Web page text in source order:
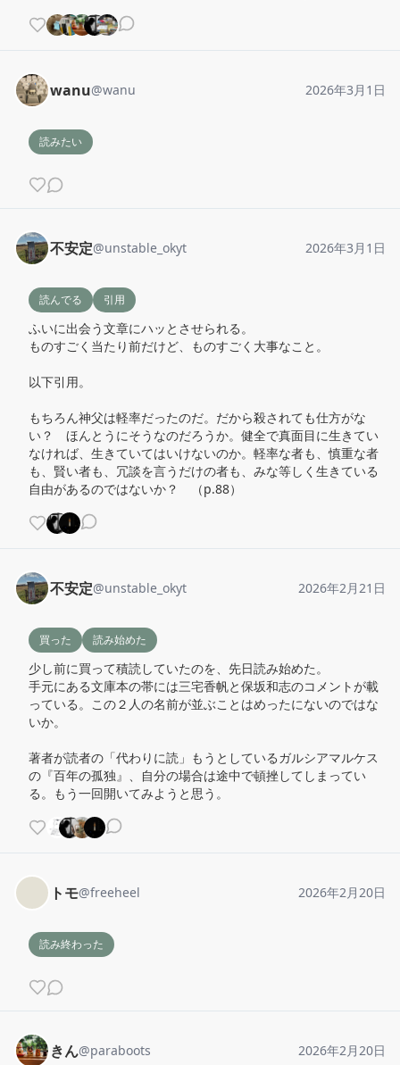
wanu@wanu 2026年3月1日
読みたい
不安定@unstable_okyt 2026年3月1日
読んでる 引用
ふいに出会う文章にハッとさせられる。
ものすごく当たり前だけど、ものすごく大事なこと。
以下引用。
もちろん神父は軽率だったのだ。だから殺されても仕方がな
い？　ほんとうにそうなのだろうか。健全で真面目に生きてい
なければ、生きていてはいけないのか。軽率な者も、慎重な者
も、賢い者も、冗談を言うだけの者も、みな等しく生きている
自由があるのではないか？　（p.88）
不安定@unstable_okyt 2026年2月21日
買った 読み始めた
少し前に買って積読していたのを、先日読み始めた。
手元にある文庫本の帯には三宅香帆と保坂和志のコメントが載
っている。この２人の名前が並ぶことはめったにないのではな
いか。
著者が読者の「代わりに読」もうとしているガルシアマルケス
の『百年の孤独』、自分の場合は途中で頓挫してしまってい
る。もう一回開いてみようと思う。
トモ@freeheel 2026年2月20日
読み終わった
きん@paraboots 2026年2月20日